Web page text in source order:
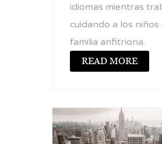
idiomas mientras
cuidando a los niños
familia anfitriona.
READ MORE